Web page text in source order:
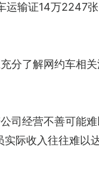
输证14万2247
分了解网约车相
司经营不善可能
际收入往往难以